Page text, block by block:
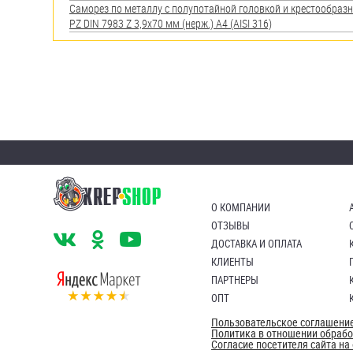
Саморез по металлу с полупотайной головкой и
PZ DIN 7983 Z 3,9х70 мм (нерж.) A4 (AISI 316)
О КОМПАНИИ
ОТЗЫВЫ
ДОСТАВКА И ОПЛАТА
КЛИЕНТЫ
ПАРТНЕРЫ
ОПТ
Пользовательское
Политика в отношении
Согласие посетителя сайта